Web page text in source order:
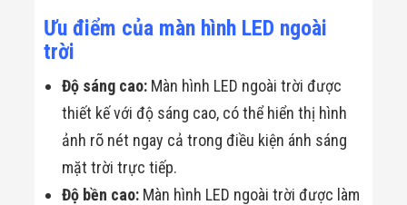
Ưu điểm của màn hình LED ngoài
trời
Độ sáng cao: Màn hình LED ngoài trời được
thiết kế với độ sáng cao, có thể hiển thị hình
ảnh rõ nét ngay cả trong điều kiện ánh sáng
mặt trời trực tiếp.
Độ bền cao: Màn hình LED ngoài trời được làm